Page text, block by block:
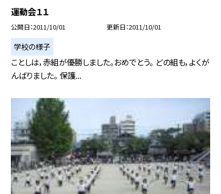
運動会１１
公開日 2011/10/01 更新日 2011/10/01
学校の様子
ことしは，赤組が優勝しました。おめでとう。 どの組も，よくが
んばりました。 保護...